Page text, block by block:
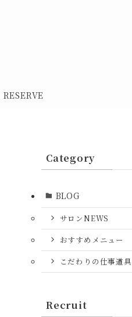
RESERVE
Category
BLOG
サロンNEWS
おすすめメニュー
こだわりの仕事道具
Recruit